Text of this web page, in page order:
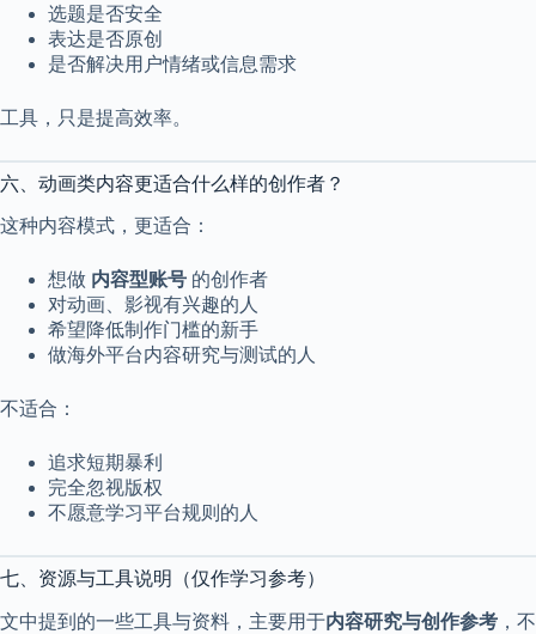
选题是否安全
表达是否原创
是否解决用户情绪或信息需求
工具，只是提高效率。
六、动画类内容更适合什么样的创作者？
这种内容模式，更适合：
想做 内容型账号 的创作者
对动画、影视有兴趣的人
希望降低制作门槛的新手
做海外平台内容研究与测试的人
不适合：
追求短期暴利
完全忽视版权
不愿意学习平台规则的人
七、资源与工具说明（仅作学习参考）
文中提到的一些工具与资料，主要用于内容研究与创作参考 ，不